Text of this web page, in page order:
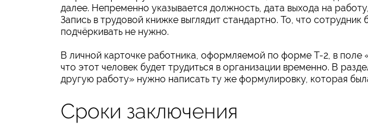
далее. Непременно указывается должность, дата выхода на
Запись в трудовой книжке выглядит стандартно. То, что сотрудник
подчёркивать не нужно.
В личной карточке работника, оформляемой по форме Т-2, в поле
что этот человек будет трудиться в организации временно. В
другую работу» нужно написать ту же формулировку, которая
Сроки заключения